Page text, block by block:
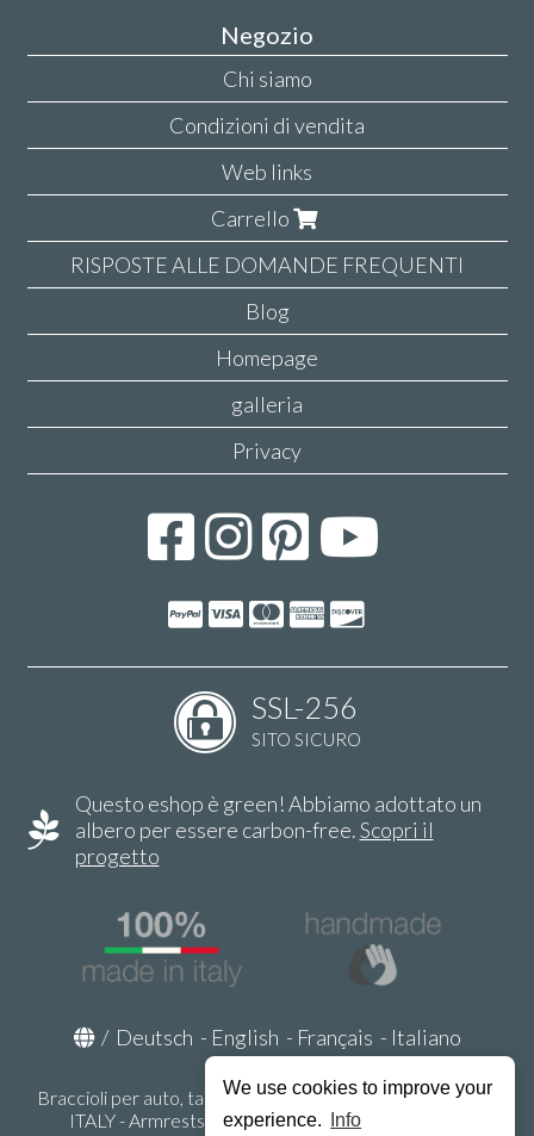
We use cookies to improve your
experience.
Info
Negozio
Chi siamo
Condizioni di vendita
Web links
Carrello
RISPOSTE ALLE DOMANDE FREQUENTI
Blog
Homepage
galleria
Privacy
SSL-256
SITO SICURO
Questo eshop è green! Abbiamo adottato un
albero per essere carbon-free.Scopri il
progetto
/ Deutsch - English - Français - Italiano
Braccioli per auto, tappeti auto, accessori auto MADE IN
ITALY - Armrests, Mittelarmlehnen, Accoundoirs -